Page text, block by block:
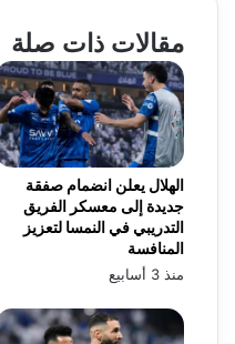
مقالات ذات صلة
الهلال يعلن انضمام صفقة
جديدة إلى معسكر الفريق
التدريبي في النمسا لتعزيز
المنافسة
منذ 3 أسابيع